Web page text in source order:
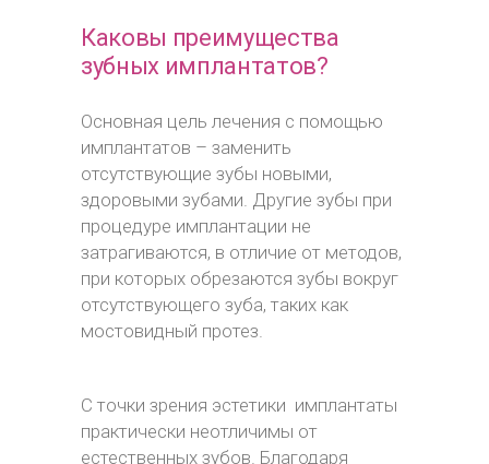
Каковы преимущества
зубных имплантатов?
Основная цель лечения с помощью
имплантатов – заменить
отсутствующие зубы новыми,
здоровыми зубами. Другие зубы при
процедуре имплантации не
затрагиваются, в отличие от методов,
при которых обрезаются зубы вокруг
отсутствующего зуба, таких как
мостовидный протез.
С точки зрения эстетики имплантаты
практически неотличимы от
естественных зубов. Благодаря